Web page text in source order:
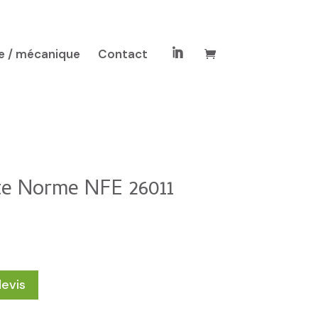
/ mécanique Contact 
NFE 26011